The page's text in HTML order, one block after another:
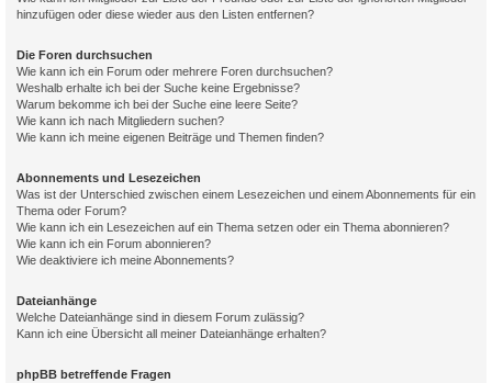
hinzufügen oder diese wieder aus den Listen entfernen?
Die Foren durchsuchen
Wie kann ich ein Forum oder mehrere Foren durchsuchen?
Weshalb erhalte ich bei der Suche keine Ergebnisse?
Warum bekomme ich bei der Suche eine leere Seite?
Wie kann ich nach Mitgliedern suchen?
Wie kann ich meine eigenen Beiträge und Themen finden?
Abonnements und Lesezeichen
Was ist der Unterschied zwischen einem Lesezeichen und einem Abonnements für ein
Thema oder Forum?
Wie kann ich ein Lesezeichen auf ein Thema setzen oder ein Thema abonnieren?
Wie kann ich ein Forum abonnieren?
Wie deaktiviere ich meine Abonnements?
Dateianhänge
Welche Dateianhänge sind in diesem Forum zulässig?
Kann ich eine Übersicht all meiner Dateianhänge erhalten?
phpBB betreffende Fragen